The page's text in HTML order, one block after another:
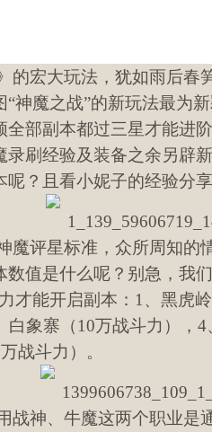
的宏大玩法，犹如雨后春
“神魔之战”的新玩法最为
全部副本都过三星才能进
录刷经验及装备之余另辟
呢？且看小妮子的经验分
魔评星标准，众所周知的
数值是什么呢？别急，我
才能开启副本：1、黑虎
白象寨（10万战斗力），
战斗力）。
战神、牛魔这两个职业是